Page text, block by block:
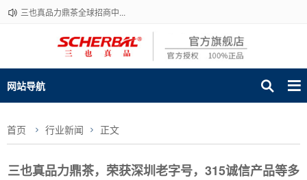
三也真品力鼎茶全球招商中...
网站导航
首页 行业新闻 正文
​三也真品力鼎茶，荣获深圳老字号，315诚信产品等多